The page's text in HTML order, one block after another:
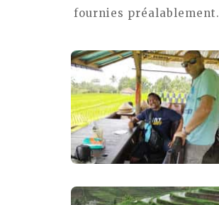
fournies préalablement.